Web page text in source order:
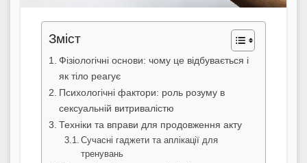
Зміст
Фізіологічні основи: чому це відбувається і
як тіло реагує
Психологічні фактори: роль розуму в
сексуальній витривалістю
Техніки та вправи для продовження акту
Сучасні гаджети та аплікації для
тренувань